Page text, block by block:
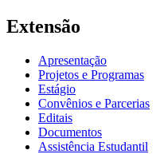
Extensão
Apresentação
Projetos e Programas
Estágio
Convênios e Parcerias
Editais
Documentos
Assistência Estudantil